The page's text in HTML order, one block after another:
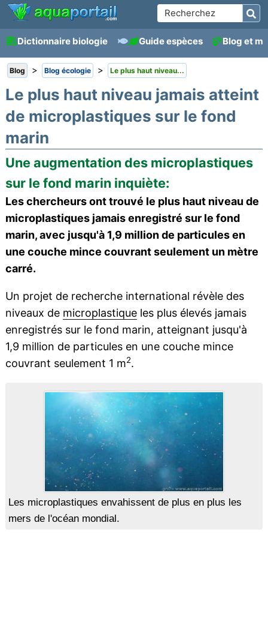
Dictionnaire biologie Guide espèces Blog et
Blog > Blog écologie > Le plus haut niveau...
Le plus haut niveau jamais atteint
de microplastiques sur le fond
marin
Une augmentation des microplastiques
sur le fond marin inquiète:
Les chercheurs ont trouvé le plus haut niveau de
microplastiques jamais enregistré sur le fond
marin, avec jusqu'à 1,9 million de particules en
une couche mince couvrant seulement un mètre
carré.
Un projet de recherche international révèle des
niveaux de microplastiqueles plus élevés jamais
enregistrés sur le fond marin, atteignant jusqu'à
1,9 million de particules en une couche mince
couvrant seulement 1 m2.
Les microplastiques envahissent de plus en plus les
mers de l'océan mondial.